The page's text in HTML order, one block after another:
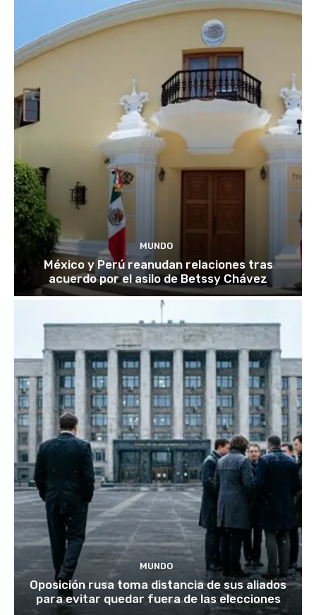
MUNDO
México y Perú reanudan relaciones tras
acuerdo por el asilo de Betssy Chávez
MUNDO
Oposición rusa toma distancia de sus aliados
para evitar quedar fuera de las elecciones